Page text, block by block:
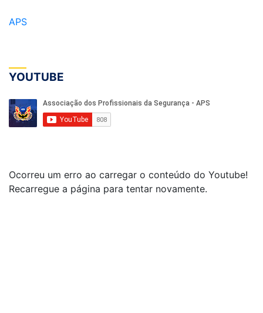
APS
YOUTUBE
Ocorreu um erro ao carregar o conteúdo do Youtube!
Recarregue a página para tentar novamente.